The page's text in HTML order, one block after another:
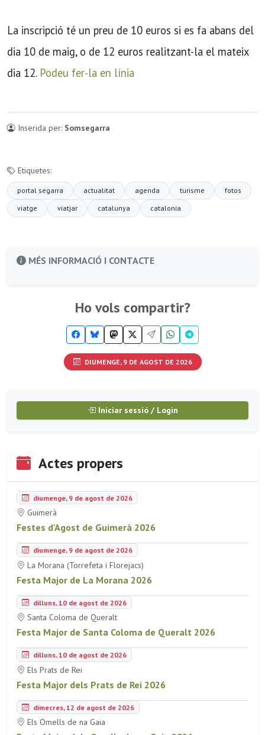
La inscripció té un preu de 10 euros si es fa abans del
dia 10 de maig, o de 12 euros realitzant-la el mateix
dia 12. Podeu fer-la en línia
Inserida per: Somsegarra
Etiquetes:
portal segarra actualitat agenda turisme
fotos
viatge
viatjar catalunya catalonia
MÉS INFORMACIÓ I CONTACTE
Ho vols compartir?
DIUMENGE, 9 DE AGOST DE 2026
Iniciar sessió / Login
Actes propers
diumenge, 9 de agost de 2026
Guimerà
Festes d'Agost de Guimerà 2026
diumenge, 9 de agost de 2026
La Morana (Torrefeta i Florejacs)
Festa Major de La Morana 2026
dilluns, 10 de agost de 2026
Santa Coloma de Queralt
Festa Major de Santa Coloma de Queralt 2026
dilluns, 10 de agost de 2026
Els Prats de Rei
Festa Major dels Prats de Rei 2026
dimecres, 12 de agost de 2026
Els Omells de na Gaia